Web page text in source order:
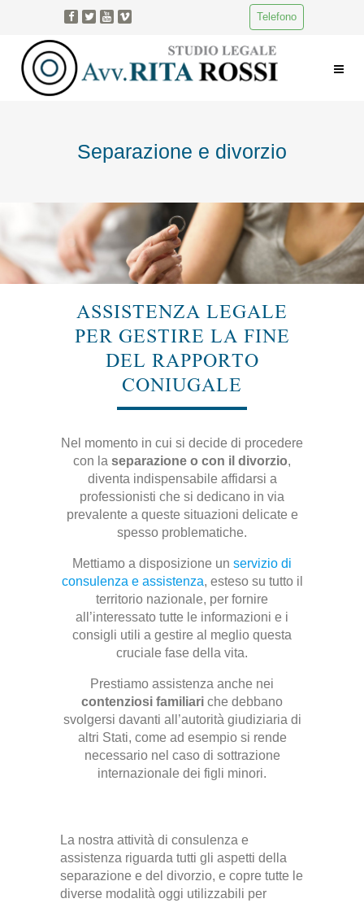
Telefono
Separazione e divorzio
ASSISTENZA LEGALE
PER GESTIRE LA FINE
DEL RAPPORTO
CONIUGALE
Nel momento in cui si decide di procedere
con la separazione o con il divorzio,
diventa indispensabile affidarsi a
professionisti che si dedicano in via
prevalente a queste situazioni delicate e
spesso problematiche.
Mettiamo a disposizione un servizio di
consulenza e assistenza, esteso su tutto il
territorio nazionale, per fornire
all’interessato tutte le informazioni e i
consigli utili a gestire al meglio questa
cruciale fase della vita.
Prestiamo assistenza anche nei
contenziosi familiari che debbano
svolgersi davanti all’autorità giudiziaria di
altri Stati, come ad esempio si rende
necessario nel caso di sottrazione
internazionale dei figli minori.
La nostra attività di consulenza e
assistenza riguarda tutti gli aspetti della
separazione e del divorzio, e copre tutte le
diverse modalità oggi utilizzabili per